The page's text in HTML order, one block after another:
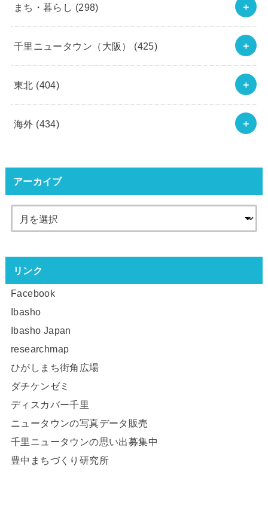
まち・暮らし (298)
千里ニュータウン（大阪） (425)
東北 (404)
海外 (434)
アーカイブ
リンク
Facebook
Ibasho
Ibasho Japan
researchmap
ひがしまち街角広場
ダチケンゼミ
ディスカバー千里
ニュータウンの写真データ販売
千里ニュータウンの思い出募集中
豊中まちづくり研究所